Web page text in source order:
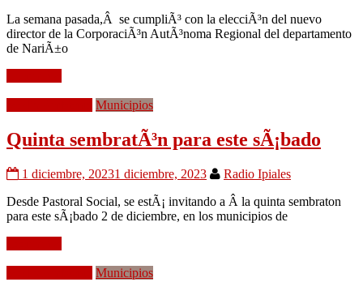
La semana pasada,Â se cumpliÃ³ con la elecciÃ³n del nuevo
director de la CorporaciÃ³n AutÃ³noma Regional del departamento
de NariÃ±o
Municipios
Quinta sembratÃ³n para este sÃ¡bado
1 diciembre, 20231 diciembre, 2023
Radio Ipiales
Desde Pastoral Social, se estÃ¡ invitando a Â la quinta sembraton
para este sÃ¡bado 2 de diciembre, en los municipios de
Municipios